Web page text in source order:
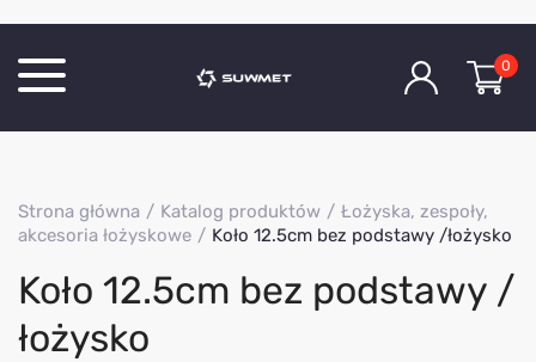
O Firmie
Kontakt
0
Strona główna Katalog produktów
Łożyska, zespoły,
akcesoria łożyskowe
Koło 12.5cm bez podstawy /łożysko
Koło 12.5cm bez podstawy /
łożysko